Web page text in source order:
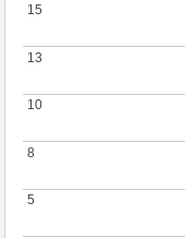
5
5
8
8
10
10
13
13
15
15